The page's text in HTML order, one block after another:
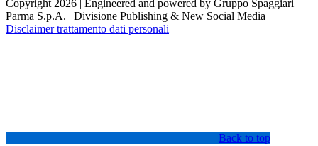
Copyright 2026 | Engineered and powered by Gruppo Spaggiari
Parma S.p.A. | Divisione Publishing & New Social Media
Disclaimer trattamento dati personali
Back to top